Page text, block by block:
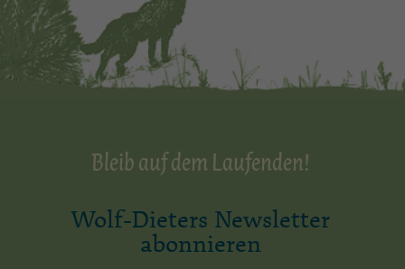
Bleib auf dem Laufenden!
Wolf-Dieters Newsletter
abonnieren